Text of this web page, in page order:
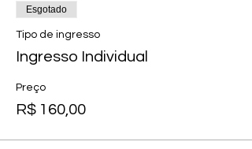
Esgotado
Tipo de ingresso
Ingresso Individual
Preço
R$ 160,00